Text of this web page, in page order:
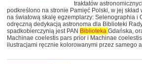
traktatów
podkreślono na stronie Pamięć Polski, w jej
na światową skalę egzemplarzy: Selenographia i
odręczną dedykacją astronoma dla Biblioteki
spadkobierczynią jest PAN Biblioteka Gdańska,
Machinae coelestis pars prior i Machinae
ilustracjami ręcznie kolorowanymi przez samego